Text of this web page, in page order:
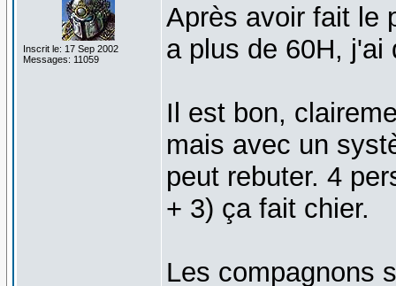
Inscrit le: 17 Sep 2002
Messages: 11059
Après avoir fait le
a plus de 60H, j'ai
Il est bon,
mais avec un
peut rebuter. 4
+ 3) ça fait chier.
Les compagnons